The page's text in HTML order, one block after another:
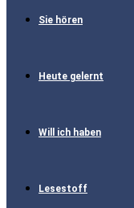
Sie hören
Heute gelernt
Will ich haben
Lesestoff